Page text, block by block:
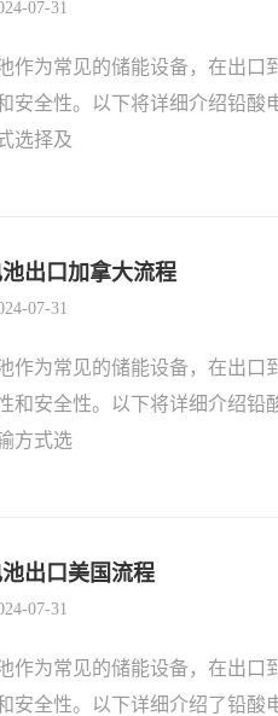
07-31
作为常见的储能设备，在出口
安全性。以下将详细介绍铅酸
选择及
出口加拿大流程
07-31
作为常见的储能设备，在出口
和安全性。以下将详细介绍铅
方式选
出口美国流程
07-31
作为常见的储能设备，在出口
安全性。以下详细介绍了铅酸